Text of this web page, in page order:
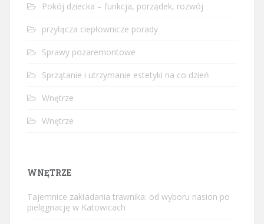
Pokój dziecka – funkcja, porządek, rozwój
przyłącza ciepłownicze porady
Sprawy pozaremontowe
Sprzątanie i utrzymanie estetyki na co dzień
Wnętrze
Wnętrze
WNĘTRZE
Tajemnice zakładania trawnika: od wyboru nasion po
pielęgnację w Katowicach